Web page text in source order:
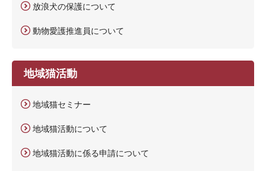
放浪犬の保護について
動物愛護推進員について
地域猫活動
地域猫セミナー
地域猫活動について
地域猫活動に係る申請について